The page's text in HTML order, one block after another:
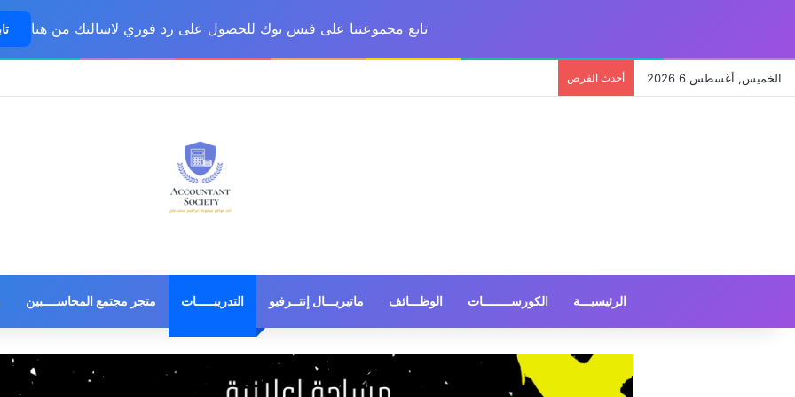
تابع مجموعتنا على فيس بوك للحصول على رد فوري لاسالتك من هنا
الخميس, أغسطس 6 2026 أحدث الفرص
الرئيسيـــة الكورســــــــات الوظـــائف ماتيريـــال إنتــرفيو التدريبـــــات متجر مجتمع المحاســــبين